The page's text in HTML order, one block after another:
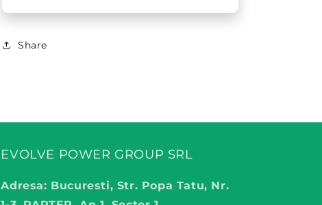
Share
EVOLVE POWER GROUP SRL
Adresa: Bucuresti, Str. Popa Tatu, Nr.